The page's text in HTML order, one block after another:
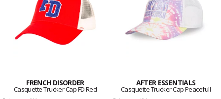
FRENCH DISORDER
Casquette Trucker Cap FD Red
AFTER ESSENTIALS
Casquette Trucker Cap Peacefull